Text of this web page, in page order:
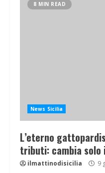
8 MIN READ
News Sicilia
L’eterno
tributi: cambia
ilmattinodisicilia 9